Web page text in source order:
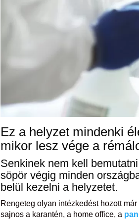
Ez a helyzet mindenki
mikor lesz vége a
Senkinek nem kell
söpör végig minden
belül kezelni a helyzetet.
Rengeteg olyan intézkedést hozott
sajnos a karantén, a home office, a